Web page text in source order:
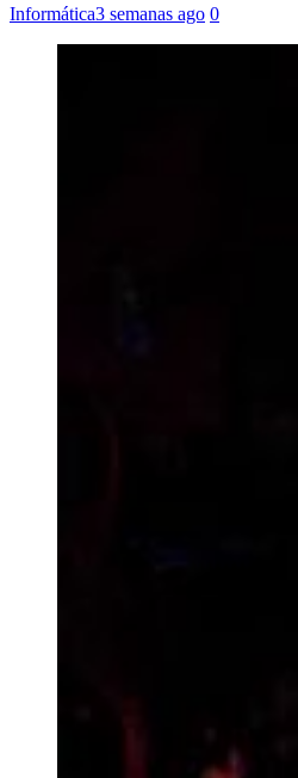
Informática3 semanas ago 0